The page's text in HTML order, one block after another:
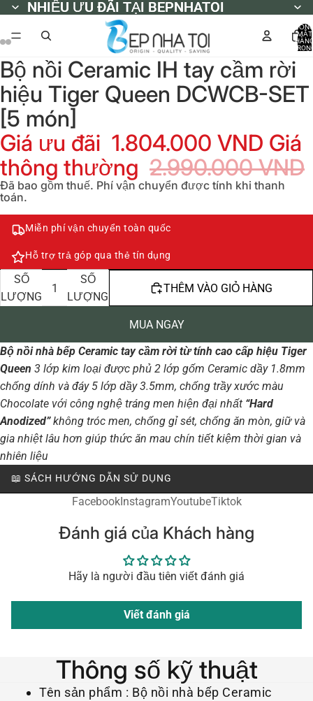
NHIỀU ƯU ĐÃI TẠI BEPNHATOI
NHIỀU ƯU ĐÃI TẠI BEPNHATOI
MẶT
Bộ nồi Ceramic IH tay cầm rời
hiệu Tiger Queen DCWCB-SET
[5 món]
Giá ưu đãi 1.804.000 VND Giá
thông thường 2.990.000 VND
Đã bao gồm thuế. Phí vận chuyển được tính khi thanh
toán.
Miễn phí vận chuyển toàn quốc
Hỗ trợ trả góp qua thẻ tín dụng
GIẢM
SỐ
LƯỢNG
TĂNG
SỐ
LƯỢNG
THÊM VÀO GIỎ HÀNG
MUA NGAY
Bộ nồi nhà bếp Ceramic tay cầm rời từ tính cao cấp hiệu Tiger
Queen 3 lớp kim loại được phủ 2 lớp gốm Ceramic dầy 1.8mm
chống dính và đáy 5 lớp dầy 3.5mm, chống trầy xước màu
Chocolate với công nghệ tráng men hiện đại nhất “Hard
Anodized”không tróc men, chống gỉ sét, chống ăn mòn, giữ và
gia nhiệt lâu hơn giúp thức ăn mau chín tiết kiệm thời gian và
nhiên liệu
📖 SÁCH HƯỚNG DẪN SỬ DỤNG
FacebookInstagramYoutubeTiktok
Đánh giá của Khách hàng
Hãy là người đầu tiên viết đánh giá
Viết đánh giá
Thông số kỹ thuật
Tên sản phẩm : Bộ nồi nhà bếp Ceramic